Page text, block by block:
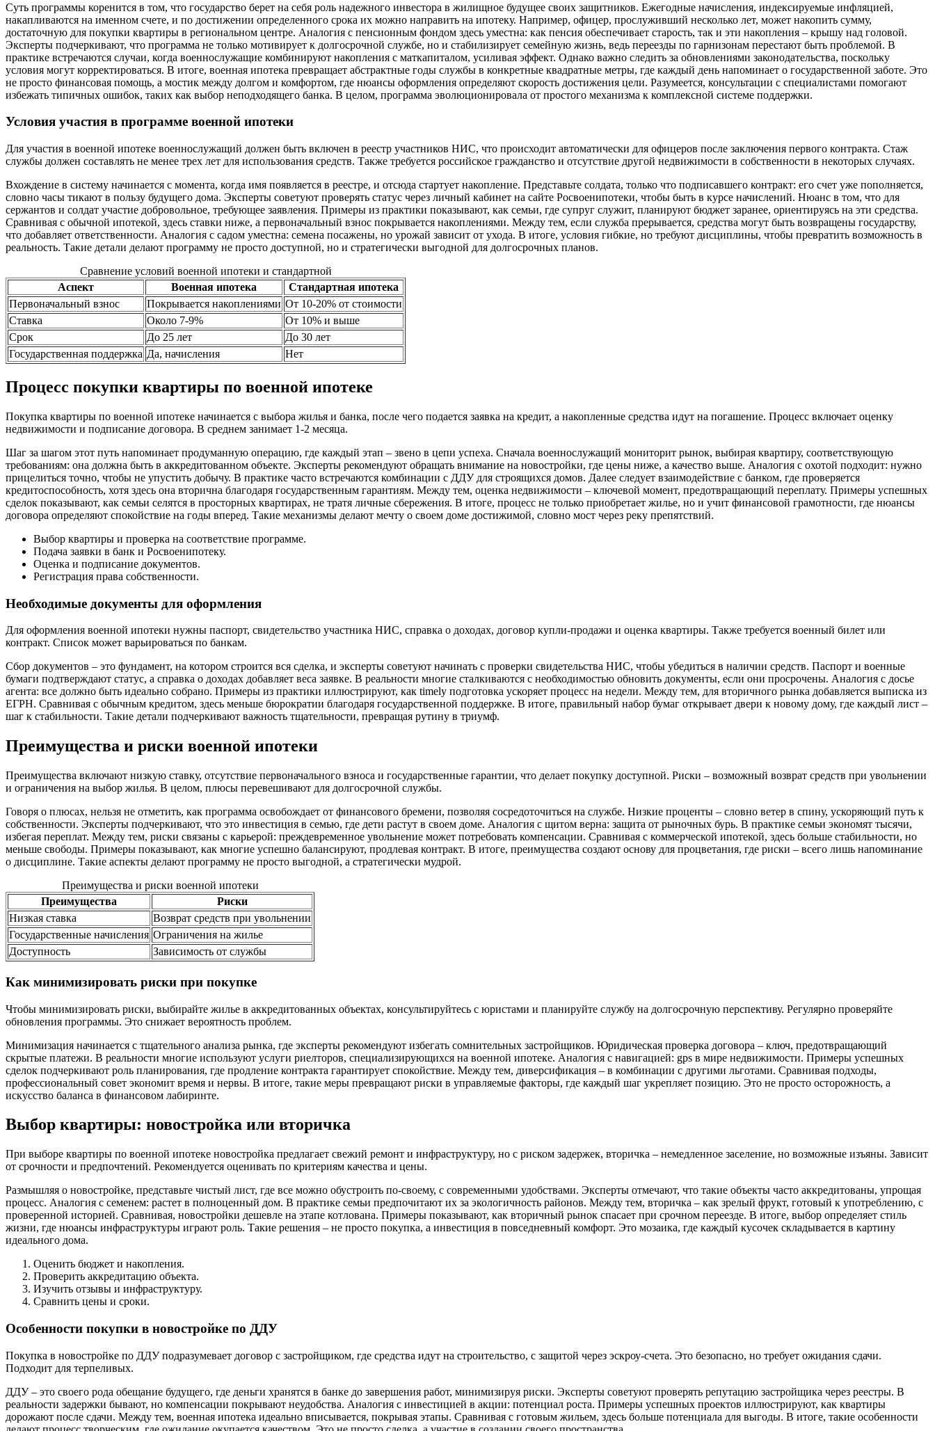
Суть программы коренится в том, что государство берет на себя роль надежного инвестора в жилищное будущее своих защитников. Ежегодные начисления, индексируемые инфляцией,
накапливаются на именном счете, и по достижении определенного срока их можно направить на ипотеку. Например, офицер, прослуживший несколько лет, может накопить сумму,
достаточную для покупки квартиры в региональном центре. Аналогия с пенсионным фондом здесь уместна: как пенсия обеспечивает старость, так и эти накопления – крышу над головой.
Эксперты подчеркивают, что программа не только мотивирует к долгосрочной службе, но и стабилизирует семейную жизнь, ведь переезды по гарнизонам перестают быть проблемой. В
практике встречаются случаи, когда военнослужащие комбинируют накопления с маткапиталом, усиливая эффект. Однако важно следить за обновлениями законодательства, поскольку
условия могут корректироваться. В итоге, военная ипотека превращает абстрактные годы службы в конкретные квадратные метры, где каждый день напоминает о государственной заботе. Это
не просто финансовая помощь, а мостик между долгом и комфортом, где нюансы оформления определяют скорость достижения цели. Разумеется, консультации с специалистами помогают
избежать типичных ошибок, таких как выбор неподходящего банка. В целом, программа эволюционировала от простого механизма к комплексной системе поддержки.
Условия участия в программе военной ипотеки
Для участия в военной ипотеке военнослужащий должен быть включен в реестр участников НИС, что происходит автоматически для офицеров после заключения первого контракта. Стаж
службы должен составлять не менее трех лет для использования средств. Также требуется российское гражданство и отсутствие другой недвижимости в собственности в некоторых случаях.
Вхождение в систему начинается с момента, когда имя появляется в реестре, и отсюда стартует накопление. Представьте солдата, только что подписавшего контракт: его счет уже пополняется,
словно часы тикают в пользу будущего дома. Эксперты советуют проверять статус через личный кабинет на сайте Росвоенипотеки, чтобы быть в курсе начислений. Нюанс в том, что для
сержантов и солдат участие добровольное, требующее заявления. Примеры из практики показывают, как семьи, где супруг служит, планируют бюджет заранее, ориентируясь на эти средства.
Сравнивая с обычной ипотекой, здесь ставки ниже, а первоначальный взнос покрывается накоплениями. Между тем, если служба прерывается, средства могут быть возвращены государству,
что добавляет ответственности. Аналогия с садом уместна: семена посажены, но урожай зависит от ухода. В итоге, условия гибкие, но требуют дисциплины, чтобы превратить возможность в
реальность. Такие детали делают программу не просто доступной, но и стратегически выгодной для долгосрочных планов.
Сравнение условий военной ипотеки и стандартной
Аспект
Военная ипотека
Стандартная ипотека
Первоначальный взнос
Покрывается накоплениями От 10-20% от стоимости
Ставка
Около 7-9%
От 10% и выше
Срок
До 25 лет
До 30 лет
Государственная поддержка Да, начисления Нет
Процесс покупки квартиры по военной ипотеке
Покупка квартиры по военной ипотеке начинается с выбора жилья и банка, после чего подается заявка на кредит, а накопленные средства идут на погашение. Процесс включает оценку
недвижимости и подписание договора. В среднем занимает 1-2 месяца.
Шаг за шагом этот путь напоминает продуманную операцию, где каждый этап – звено в цепи успеха. Сначала военнослужащий мониторит рынок, выбирая квартиру, соответствующую
требованиям: она должна быть в аккредитованном объекте. Эксперты рекомендуют обращать внимание на новостройки, где цены ниже, а качество выше. Аналогия с охотой подходит: нужно
прицелиться точно, чтобы не упустить добычу. В практике часто встречаются комбинации с ДДУ для строящихся домов. Далее следует взаимодействие с банком, где проверяется
кредитоспособность, хотя здесь она вторична благодаря государственным гарантиям. Между тем, оценка недвижимости – ключевой момент, предотвращающий переплату. Примеры успешных
сделок показывают, как семьи селятся в просторных квартирах, не тратя личные сбережения. В итоге, процесс не только приобретает жилье, но и учит финансовой грамотности, где нюансы
договора определяют спокойствие на годы вперед. Такие механизмы делают мечту о своем доме достижимой, словно мост через реку препятствий.
Выбор квартиры и проверка на соответствие программе.
Подача заявки в банк и Росвоенипотеку.
Оценка и подписание документов.
Регистрация права собственности.
Необходимые документы для оформления
Для оформления военной ипотеки нужны паспорт, свидетельство участника НИС, справка о доходах, договор купли-продажи и оценка квартиры. Также требуется военный билет или
контракт. Список может варьироваться по банкам.
Сбор документов – это фундамент, на котором строится вся сделка, и эксперты советуют начинать с проверки свидетельства НИС, чтобы убедиться в наличии средств. Паспорт и военные
бумаги подтверждают статус, а справка о доходах добавляет веса заявке. В реальности многие сталкиваются с необходимостью обновить документы, если они просрочены. Аналогия с досье
агента: все должно быть идеально собрано. Примеры из практики иллюстрируют, как timely подготовка ускоряет процесс на недели. Между тем, для вторичного рынка добавляется выписка из
ЕГРН. Сравнивая с обычным кредитом, здесь меньше бюрократии благодаря государственной поддержке. В итоге, правильный набор бумаг открывает двери к новому дому, где каждый лист –
шаг к стабильности. Такие детали подчеркивают важность тщательности, превращая рутину в триумф.
Преимущества и риски военной ипотеки
Преимущества включают низкую ставку, отсутствие первоначального взноса и государственные гарантии, что делает покупку доступной. Риски – возможный возврат средств при увольнении
и ограничения на выбор жилья. В целом, плюсы перевешивают для долгосрочной службы.
Говоря о плюсах, нельзя не отметить, как программа освобождает от финансового бремени, позволяя сосредоточиться на службе. Низкие проценты – словно ветер в спину, ускоряющий путь к
собственности. Эксперты подчеркивают, что это инвестиция в семью, где дети растут в своем доме. Аналогия с щитом верна: защита от рыночных бурь. В практике семьи экономят тысячи,
избегая переплат. Между тем, риски связаны с карьерой: преждевременное увольнение может потребовать компенсации. Сравнивая с коммерческой ипотекой, здесь больше стабильности, но
меньше свободы. Примеры показывают, как многие успешно балансируют, продлевая контракт. В итоге, преимущества создают основу для процветания, где риски – всего лишь напоминание
о дисциплине. Такие аспекты делают программу не просто выгодной, а стратегически мудрой.
Преимущества и риски военной ипотеки
Преимущества
Риски
Низкая ставка
Возврат средств при увольнении
Государственные начисления Ограничения на жилье
Доступность
Зависимость от службы
Как минимизировать риски при покупке
Чтобы минимизировать риски, выбирайте жилье в аккредитованных объектах, консультируйтесь с юристами и планируйте службу на долгосрочную перспективу. Регулярно проверяйте
обновления программы. Это снижает вероятность проблем.
Минимизация начинается с тщательного анализа рынка, где эксперты рекомендуют избегать сомнительных застройщиков. Юридическая проверка договора – ключ, предотвращающий
скрытые платежи. В реальности многие используют услуги риелторов, специализирующихся на военной ипотеке. Аналогия с навигацией: gps в мире недвижимости. Примеры успешных
сделок подчеркивают роль планирования, где продление контракта гарантирует спокойствие. Между тем, диверсификация – в комбинации с другими льготами. Сравнивая подходы,
профессиональный совет экономит время и нервы. В итоге, такие меры превращают риски в управляемые факторы, где каждый шаг укрепляет позицию. Это не просто осторожность, а
искусство баланса в финансовом лабиринте.
Выбор квартиры: новостройка или вторичка
При выборе квартиры по военной ипотеке новостройка предлагает свежий ремонт и инфраструктуру, но с риском задержек, вторичка – немедленное заселение, но возможные изъяны. Зависит
от срочности и предпочтений. Рекомендуется оценивать по критериям качества и цены.
Размышляя о новостройке, представьте чистый лист, где все можно обустроить по-своему, с современными удобствами. Эксперты отмечают, что такие объекты часто аккредитованы, упрощая
процесс. Аналогия с семенем: растет в полноценный дом. В практике семьи предпочитают их за экологичность районов. Между тем, вторичка – как зрелый фрукт, готовый к употреблению, с
проверенной историей. Сравнивая, новостройки дешевле на этапе котлована. Примеры показывают, как вторичный рынок спасает при срочном переезде. В итоге, выбор определяет стиль
жизни, где нюансы инфраструктуры играют роль. Такие решения – не просто покупка, а инвестиция в повседневный комфорт. Это мозаика, где каждый кусочек складывается в картину
идеального дома.
Оценить бюджет и накопления.
Проверить аккредитацию объекта.
Изучить отзывы и инфраструктуру.
Сравнить цены и сроки.
Особенности покупки в новостройке по ДДУ
Покупка в новостройке по ДДУ подразумевает договор с застройщиком, где средства идут на строительство, с защитой через эскроу-счета. Это безопасно, но требует ожидания сдачи.
Подходит для терпеливых.
ДДУ – это своего рода обещание будущего, где деньги хранятся в банке до завершения работ, минимизируя риски. Эксперты советуют проверять репутацию застройщика через реестры. В
реальности задержки бывают, но компенсации покрывают неудобства. Аналогия с инвестицией в акции: потенциал роста. Примеры успешных проектов иллюстрируют, как квартиры
дорожают после сдачи. Между тем, военная ипотека идеально вписывается, покрывая этапы. Сравнивая с готовым жильем, здесь больше потенциала для выгоды. В итоге, такие особенности